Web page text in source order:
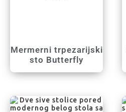
Mermerni trpezarijski
sto Butterfly